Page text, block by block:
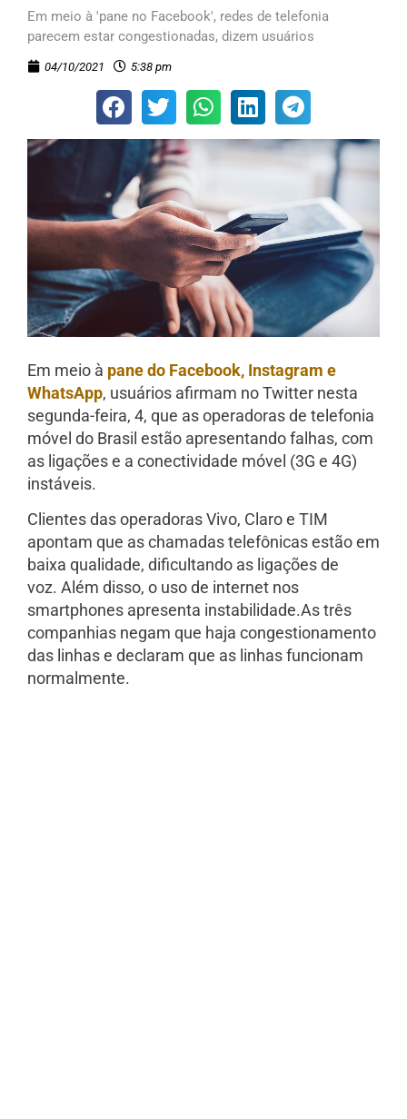
Em meio à 'pane no Facebook', redes de telefonia
parecem estar congestionadas, dizem usuários
04/10/2021 5:38 pm
Em meio à pane do Facebook, Instagram e
WhatsApp, usuários afirmam no Twitter nesta
segunda-feira, 4, que as operadoras de telefonia
móvel do Brasil estão apresentando falhas, com
as ligações e a conectividade móvel (3G e 4G)
instáveis.
Clientes das operadoras Vivo, Claro e TIM
apontam que as chamadas telefônicas estão em
baixa qualidade, dificultando as ligações de
voz. Além disso, o uso de internet nos
smartphones apresenta instabilidade.As três
companhias negam que haja congestionamento
das linhas e declaram que as linhas funcionam
normalmente.